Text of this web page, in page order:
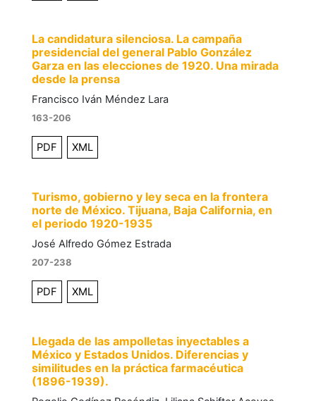
La candidatura silenciosa. La campaña
presidencial del general Pablo González
Garza en las elecciones de 1920. Una mirada
desde la prensa
Francisco Iván Méndez Lara
163-206
PDF XML
Turismo, gobierno y ley seca en la frontera
norte de México. Tijuana, Baja California, en
el periodo 1920-1935
José Alfredo Gómez Estrada
207-238
PDF XML
Llegada de las ampolletas inyectables a
México y Estados Unidos. Diferencias y
similitudes en la práctica farmacéutica
(1896-1939).